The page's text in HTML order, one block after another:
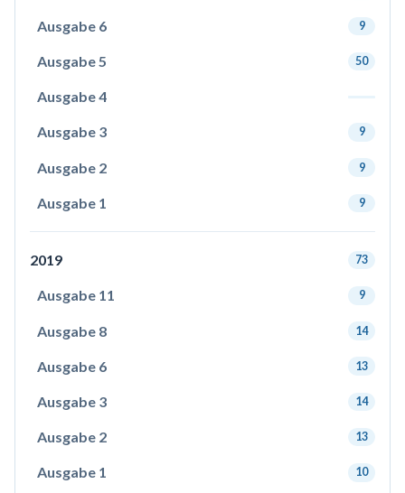
Ausgabe 6 9
Ausgabe 5 50
Ausgabe 4
Ausgabe 3 9
Ausgabe 2 9
Ausgabe 1 9
2019 73
Ausgabe 11 9
Ausgabe 8 14
Ausgabe 6 13
Ausgabe 3 14
Ausgabe 2 13
Ausgabe 1 10